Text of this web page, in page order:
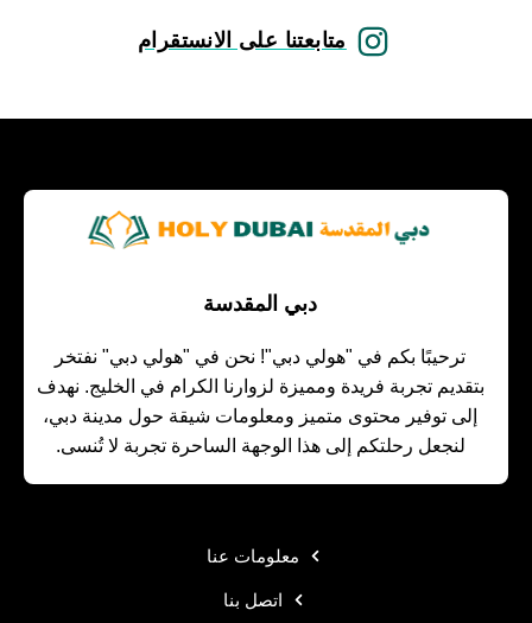
متابعتنا على الانستقرام
دبي المقدسة
ترحيبًا بكم في "هولي دبي"! نحن في "هولي دبي" نفتخر
بتقديم تجربة فريدة ومميزة لزوارنا الكرام في الخليج. نهدف
إلى توفير محتوى متميز ومعلومات شيقة حول مدينة دبي،
لنجعل رحلتكم إلى هذا الوجهة الساحرة تجربة لا تُنسى.
معلومات عنا
اتصل بنا